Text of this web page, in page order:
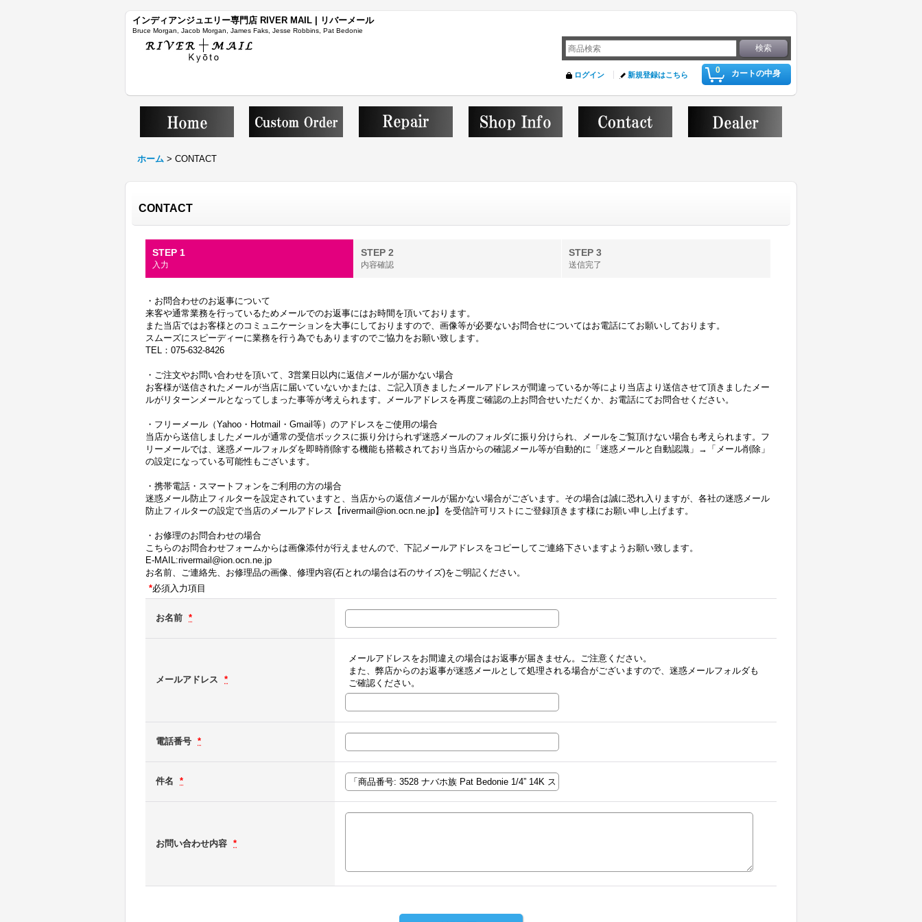
インディアンジュエリー専門店 RIVER MAIL | リバーメール
Bruce Morgan, Jacob Morgan, James Faks, Jesse Robbins, Pat Bedonie
0 カートの中身
ログイン 新規登録はこちら
ホーム > CONTACT
CONTACT
STEP 1
入力
STEP 2
内容確認
STEP 3
送信完了
・お問合わせのお返事について
来客や通常業務を行っているためメールでのお返事にはお時間を頂いております。
また当店ではお客様とのコミュニケーションを大事にしておりますので、画像等が必要ないお問合せについてはお電話にてお願いしております。
スムーズにスピーディーに業務を行う為でもありますのでご協力をお願い致します。
TEL：075-632-8426
・ご注文やお問い合わせを頂いて、3営業日以内に返信メールが届かない場合
お客様が送信されたメールが当店に届いていないかまたは、ご記入頂きましたメールアドレスが間違っているか等により当店より送信させて頂きましたメー
ルがリターンメールとなってしまった事等が考えられます。メールアドレスを再度ご確認の上お問合せいただくか、お電話にてお問合せください。
・フリーメール（Yahoo・Hotmail・Gmail等）のアドレスをご使用の場合
当店から送信しましたメールが通常の受信ボックスに振り分けられず迷惑メールのフォルダに振り分けられ、メールをご覧頂けない場合も考えられます。フ
リーメールでは、迷惑メールフォルダを即時削除する機能も搭載されており当店からの確認メール等が自動的に「迷惑メールと自動認識」→「メール削除」
の設定になっている可能性もございます。
・携帯電話・スマートフォンをご利用の方の場合
迷惑メール防止フィルターを設定されていますと、当店からの返信メールが届かない場合がございます。その場合は誠に恐れ入りますが、各社の迷惑メール
防止フィルターの設定で当店のメールアドレス【rivermail@ion.ocn.ne.jp】を受信許可リストにご登録頂きます様にお願い申し上げます。
・お修理のお問合わせの場合
こちらのお問合わせフォームからは画像添付が行えませんので、下記メールアドレスをコピーしてご連絡下さいますようお願い致します。
E-MAIL:rivermail@ion.ocn.ne.jp
お名前、ご連絡先、お修理品の画像、修理内容(石とれの場合は石のサイズ)をご明記ください。
*必須入力項目
お名前 *
メールアドレス *
メールアドレスをお間違えの場合はお返事が届きません。ご注意ください。
また、弊店からのお返事が迷惑メールとして処理される場合がございますので、迷惑メールフォルダも
ご確認ください。
電話番号 *
件名 *
お問い合わせ内容 *